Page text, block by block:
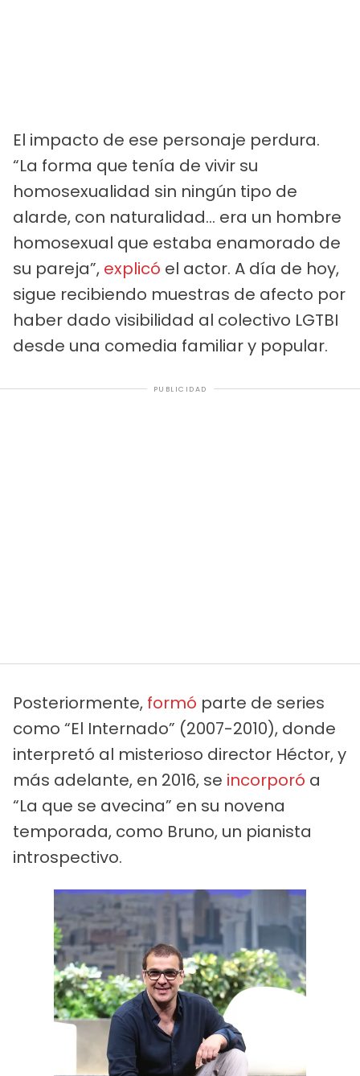
El impacto de ese personaje perdura.
“La forma que tenía de vivir su
homosexualidad sin ningún tipo de
alarde, con naturalidad… era un hombre
homosexual que estaba enamorado de
su pareja”, explicó el actor. A día de hoy,
sigue recibiendo muestras de afecto por
haber dado visibilidad al colectivo LGTBI
desde una comedia familiar y popular.
PUBLICIDAD
Posteriormente, formó parte de series
como “El Internado” (2007-2010), donde
interpretó al misterioso director Héctor, y
más adelante, en 2016, se incorporó a
“La que se avecina” en su novena
temporada, como Bruno, un pianista
introspectivo.